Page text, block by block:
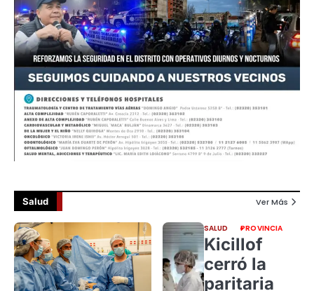
Salud Ver Más
SALUD PROVINCIA
Kicillof
cerró la
paritaria